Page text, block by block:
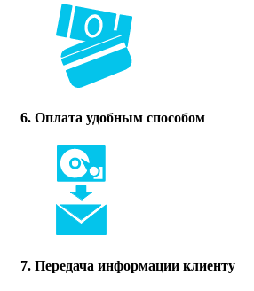
6. Оплата удобным способом
7. Передача информации клиенту